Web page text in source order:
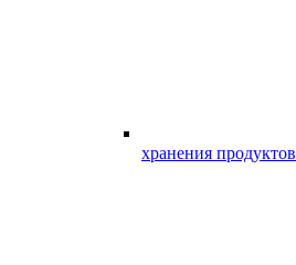
хранения продуктов